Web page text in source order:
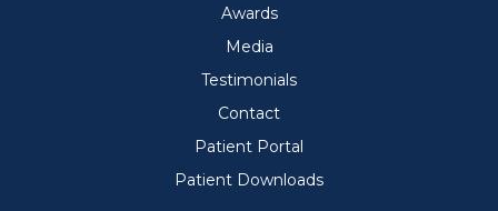
Awards
Media
Testimonials
Contact
Patient Portal
Patient Downloads